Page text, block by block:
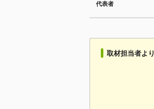
代表者
取材担当者より